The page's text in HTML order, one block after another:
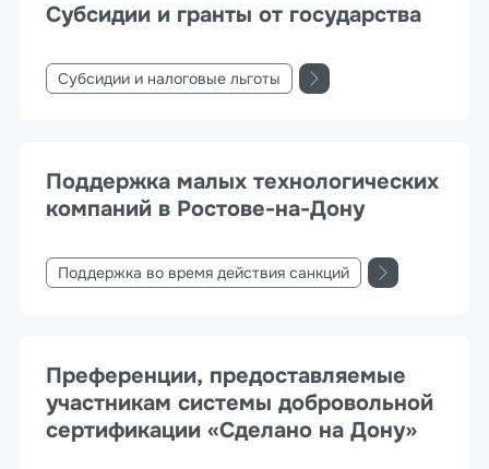
Субсидии и гранты от государства
Субсидии и налоговые льготы
Поддержка малых технологических
компаний в Ростове-на-Дону
Поддержка во время действия санкций
Преференции, предоставляемые
участникам системы добровольной
сертификации «Сделано на Дону»